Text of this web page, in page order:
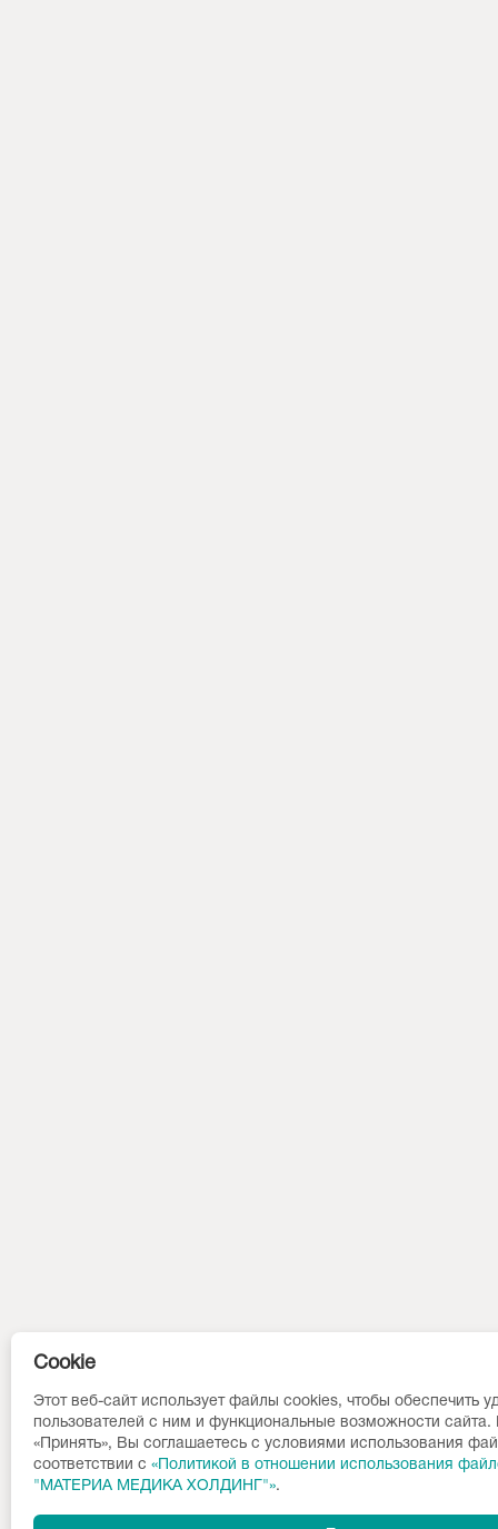
Cookie
Этот веб-сайт использует файлы cookies, чтобы обеспечить
пользователей с ним и функциональные возможности
«Принять», Вы соглашаетесь с условиями использования
соответствии c «Политикой в отношении использования
"МАТЕРИА МЕДИКА ХОЛДИНГ"».